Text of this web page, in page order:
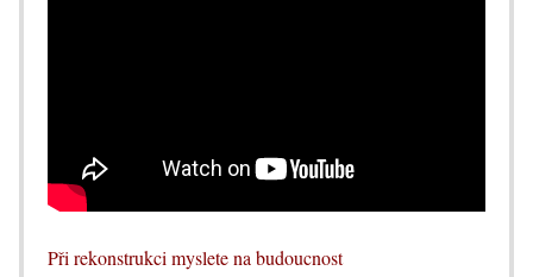
Při rekonstrukci myslete na budoucnost